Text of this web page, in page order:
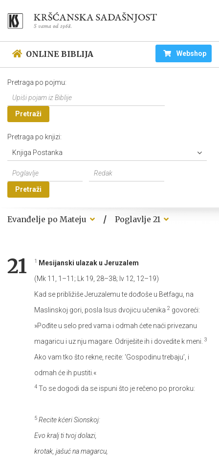
ONLINE BIBLIJA Webshop
Pretraga po pojmu:
Pretraži
Pretraga po knjizi:
Knjiga Postanka
Pretraži
Evanđelje po Mateju / Poglavlje 21
21 1
Mesijanski ulazak u Jeruzalem
(Mk 11, 1–11; Lk 19, 28–38; Iv 12, 12–19)
Kad se približiše Jeruzalemu te dođoše u Betfagu, na
Maslinskoj gori, posla Isus dvojicu učenika 2 govoreći:
»Pođite u selo pred vama i odmah ćete naći privezanu
magaricu i uz nju magare. Odriješite ih i dovedite k meni. 3
Ako vam tko što rekne, recite: ‘Gospodinu trebaju’, i
odmah će ih pustiti.«
4 To se dogodi da se ispuni što je rečeno po proroku:
5 Recite kćeri Sionskoj:
Evo kralj ti tvoj dolazi,
krotak, jašuć na magarcu,